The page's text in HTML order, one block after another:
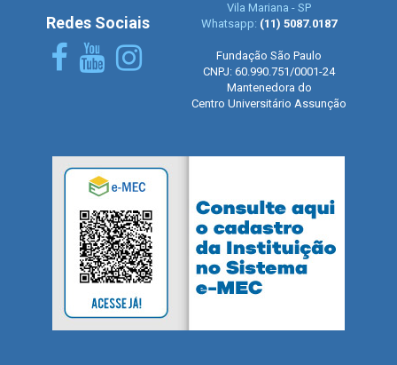
Redes Sociais
Vila Mariana - SP
Whatsapp: (11) 5087.0187
Fundação São Paulo
CNPJ: 60.990.751/0001-24
Mantenedora do
Centro Universitário Assunção